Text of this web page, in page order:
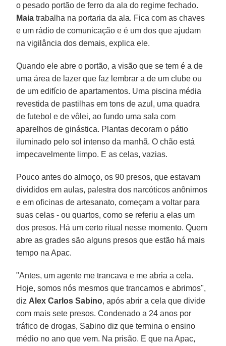
o pesado portão de ferro da ala do regime fechado.
Maia trabalha na portaria da ala. Fica com as chaves
e um rádio de comunicação e é um dos que ajudam
na vigilância dos demais, explica ele.
Quando ele abre o portão, a visão que se tem é a de
uma área de lazer que faz lembrar a de um clube ou
de um edifício de apartamentos. Uma piscina média
revestida de pastilhas em tons de azul, uma quadra
de futebol e de vôlei, ao fundo uma sala com
aparelhos de ginástica. Plantas decoram o pátio
iluminado pelo sol intenso da manhã. O chão está
impecavelmente limpo. E as celas, vazias.
Pouco antes do almoço, os 90 presos, que estavam
divididos em aulas, palestra dos narcóticos anônimos
e em oficinas de artesanato, começam a voltar para
suas celas - ou quartos, como se referiu a elas um
dos presos. Há um certo ritual nesse momento. Quem
abre as grades são alguns presos que estão há mais
tempo na Apac.
"Antes, um agente me trancava e me abria a cela.
Hoje, somos nós mesmos que trancamos e abrimos",
diz Alex Carlos Sabino, após abrir a cela que divide
com mais sete presos. Condenado a 24 anos por
tráfico de drogas, Sabino diz que termina o ensino
médio no ano que vem. Na prisão. E que na Apac,